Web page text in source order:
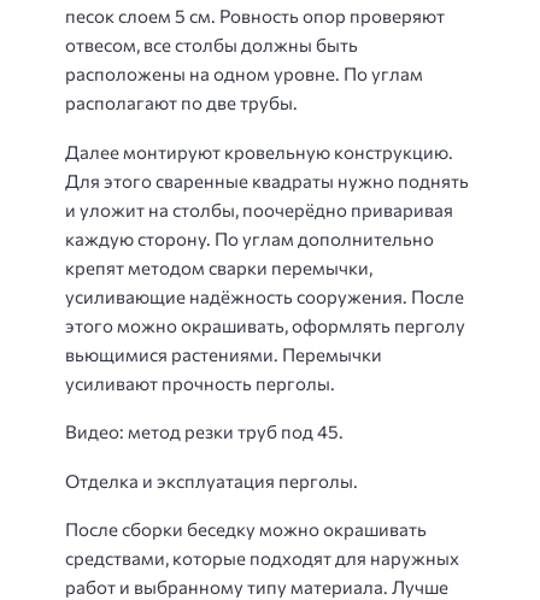
песок слоем 5 см. Ровность опор проверяют
отвесом, все столбы должны быть
расположены на одном уровне. По углам
располагают по две трубы.
Далее монтируют кровельную конструкцию.
Для этого сваренные квадраты нужно поднять
и уложит на столбы, поочерёдно приваривая
каждую сторону. По углам дополнительно
крепят методом сварки перемычки,
усиливающие надёжность сооружения. После
этого можно окрашивать, оформлять перголу
вьющимися растениями. Перемычки
усиливают прочность перголы.
Видео: метод резки труб под 45.
Отделка и эксплуатация перголы.
После сборки беседку можно окрашивать
средствами, которые подходят для наружных
работ и выбранному типу материала. Лучше